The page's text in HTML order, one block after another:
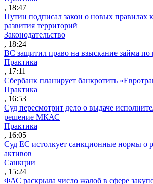
, 18:47
Путин подписал закон о новых правилах
развития территорий
Законодательство
, 18:24
ВС защитил право на взыскание займа по
Практика
, 17:11
Сбербанк планирует банкротить
Практика
, 16:53
Суд пересмотрит дело о выдаче
решение МКАС
Практика
, 16:05
Суд ЕС истолкует санкционные нормы о
активов
Санкции
, 15:24
ФАС раскрыла число жалоб в сфере